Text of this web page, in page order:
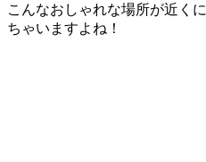
こんなおしゃれな場所が近く
ちゃいますよね！